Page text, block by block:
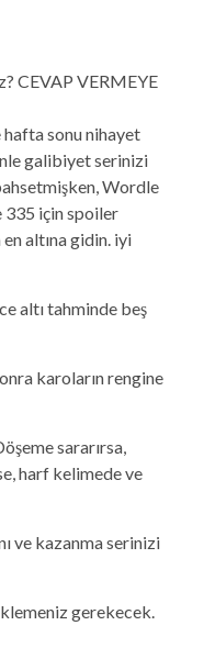
hafta sonu nihayet
galibiyet serinizi
Wordle
335 için spoiler
altına gidin. iyi
altı tahminde beş
karoların rengine
sararırsa,
harf kelimede ve
ve kazanma serinizi
gerekecek.